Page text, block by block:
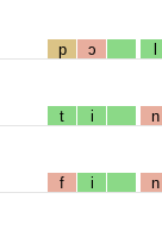
p ɔ l
t i n
f i n